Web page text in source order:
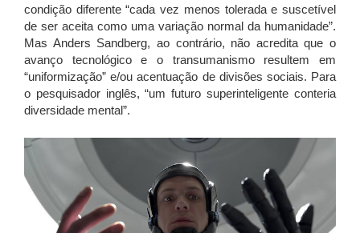
condição diferente “cada vez menos tolerada e suscetível
de ser aceita como uma variação normal da humanidade”.
Mas Anders Sandberg, ao contrário, não acredita que o
avanço tecnológico e o transumanismo resultem em
“uniformização” e/ou acentuação de divisões sociais. Para
o pesquisador inglês, “um futuro superinteligente conteria
diversidade mental”.